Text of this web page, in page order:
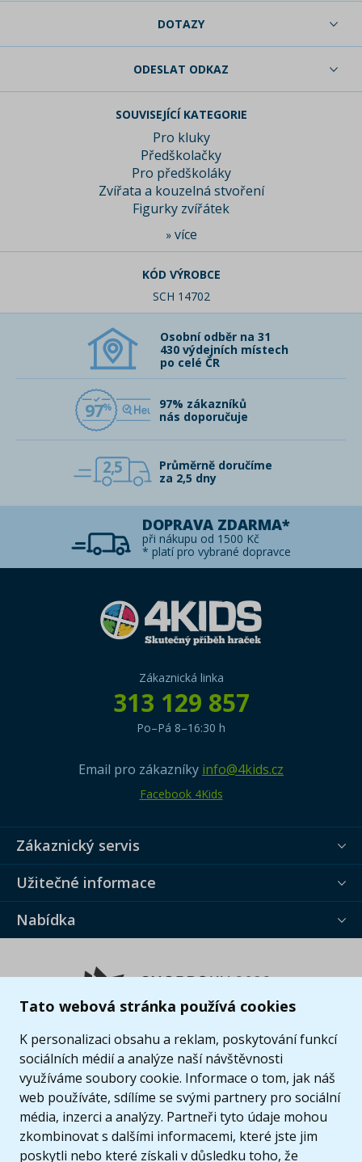
Tato webová stránka používá cookies
K personalizaci obsahu a reklam, poskytování funkcí
sociálních médií a analýze naší návštěvnosti
využíváme soubory cookie. Informace o tom, jak náš
web používáte, sdílíme se svými partnery pro sociální
média, inzerci a analýzy. Partneři tyto údaje mohou
zkombinovat s dalšími informacemi, které jste jim
poskytli nebo které získali v důsledku toho, že
DOTAZY
ODESLAT ODKAZ
SOUVISEJÍCÍ KATEGORIE
Pro kluky
Předškolačky
Pro předškoláky
Zvířata a kouzelná stvoření
Figurky zvířátek
» více
KÓD VÝROBCE
SCH 14702
Osobní odběr na 31
430 výdejních místech
po celé ČR
97
97% zákazníků
nás doporučuje
2,5
Průměrně doručíme
za 2,5 dny
DOPRAVA ZDARMA*
při nákupu od 1500 Kč
* platí pro vybrané dopravce
Zákaznická linka
313 129 857
Po–Pá 8–16:30 h
Email pro zákazníky info@4kids.cz
Facebook 4Kids
Zákaznický servis
Užitečné informace
Nabídka